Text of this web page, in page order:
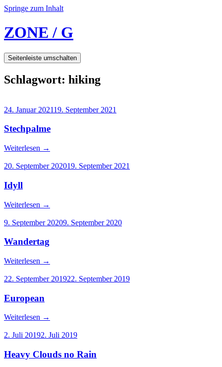
Springe zum Inhalt
ZONE / G
Seitenleiste umschalten
Schlagwort: hiking
24. Januar 202119. September 2021
Stechpalme
Weiterlesen →
20. September 202019. September 2021
Idyll
Weiterlesen →
9. September 20209. September 2020
Wandertag
Weiterlesen →
22. September 201922. September 2019
European
Weiterlesen →
2. Juli 20192. Juli 2019
Heavy Clouds no Rain